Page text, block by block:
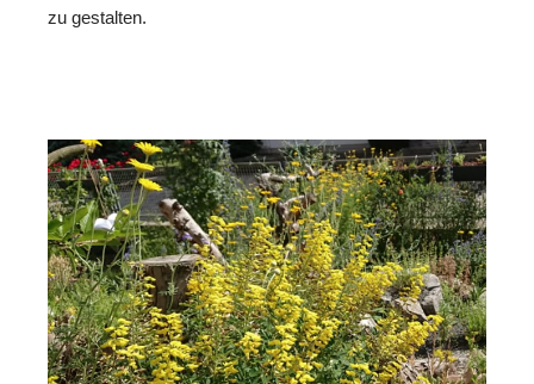
zu gestalten.